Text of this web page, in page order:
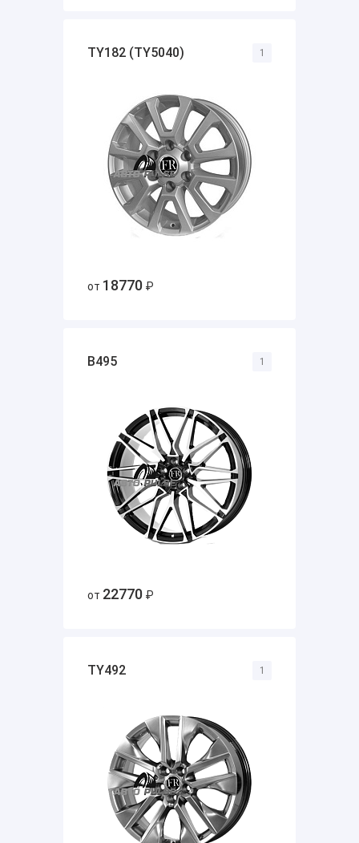
TY182 (TY5040)
от 18770 ₽
1
B495
от 22770 ₽
1
TY492 1